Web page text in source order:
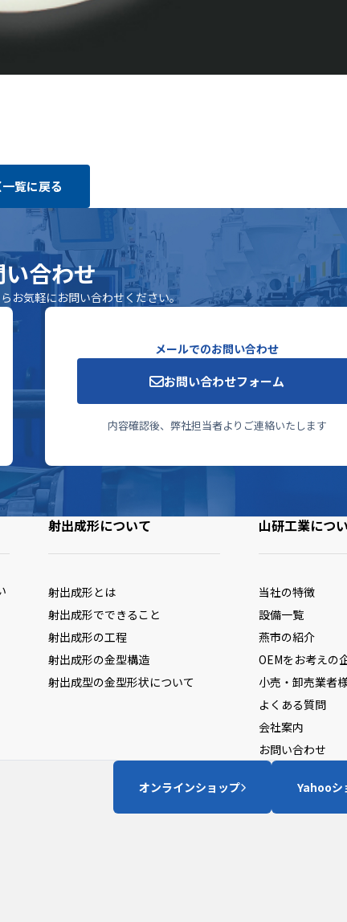
一覧に戻る
い合わせ
お気軽にお問い合わせください。
メールでのお問い合わせ
お問い合わせフォーム
内容確認後、弊社担当者よりご連絡いたします
射出成形について
射出成形とは
射出成形でできること
射出成形の工程
射出成形の金型構造
射出成型の金型形状について
山研工業につ
当社の特徴
設備一覧
燕市の紹介
OEMをお考えの
小売・卸売業者
よくある質問
会社案内
お問い合わせ
オンラインショップ Yahooシ